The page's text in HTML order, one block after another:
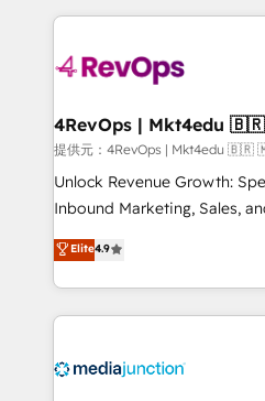
requirement). ✔️Helped over
far with our HubSpot
experience for your team
提供元：4RevOps |
Unlock Revenue Growth:
Inbound Marketing, Sales, and
specialize in driving revenue
across industries through
and customer success
methodologies. As Latin
offer unparalleled insights. Operating in five
Elite4.9